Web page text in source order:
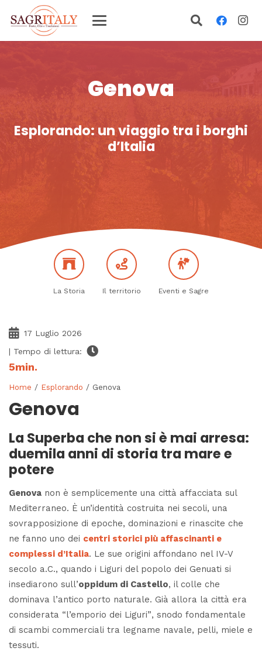
Genova
Esplorando: un viaggio tra i borghi
d’Italia
La Storia Il territorio Eventi e Sagre
17 Luglio 2026
| Tempo di lettura:
5min.
Home / Esplorando / Genova
Genova
La Superba che non si è mai arresa:
duemila anni di storia tra mare e
potere
Genova non è semplicemente una città affacciata sul
Mediterraneo. È un’identità costruita nei secoli, una
sovrapposizione di epoche, dominazioni e rinascite che
ne fanno uno dei centri storici più affascinanti e
complessi d’Italia. Le sue origini affondano nel IV-V
secolo a.C., quando i Liguri del popolo dei Genuati si
insediarono sull’oppidum di Castello, il colle che
dominava l’antico porto naturale. Già allora la città era
considerata “l’emporio dei Liguri”, snodo fondamentale
di scambi commerciali tra legname navale, pelli, miele e
tessuti.